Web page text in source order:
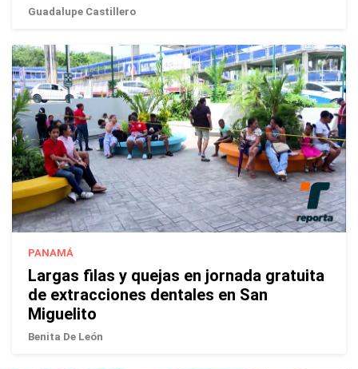
Guadalupe Castillero
PANAMÁ
Largas filas y quejas en jornada gratuita
de extracciones dentales en San
Miguelito
Benita De León